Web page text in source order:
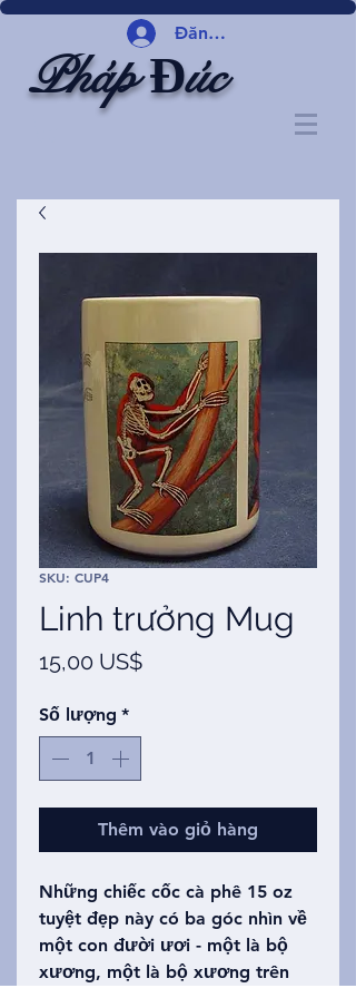
Đăng nhập
Pháp Đúc
SKU: CUP4
Linh trưởng Mug
15,00 US$Giá
Số lượng *
Thêm vào giỏ hàng
Những chiếc cốc cà phê 15 oz
tuyệt đẹp này có ba góc nhìn về
một con đười ươi - một là bộ
xương, một là bộ xương trên